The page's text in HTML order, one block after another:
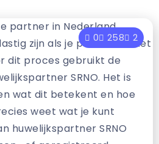
0 258 2